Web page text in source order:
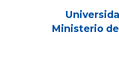
Ministerio